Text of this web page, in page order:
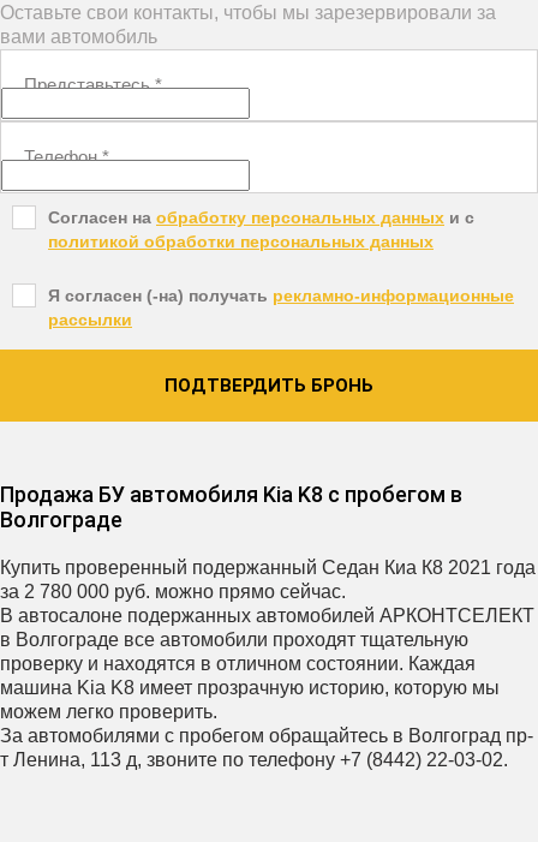
Оставьте свои контакты, чтобы мы зарезервировали за
вами автомобиль
Представьтесь*
Телефон*
Согласен на обработку персональных данных и c
политикой обработки персональных данных
Я согласен (-на) получать рекламно-информационные
рассылки
ПОДТВЕРДИТЬ БРОНЬ
Продажа БУ автомобиля Kia K8 с пробегом в
Волгограде
Купить проверенный подержанный Седан Киа К8 2021 года
за 2 780 000 руб. можно прямо сейчас.
В автосалоне подержанных автомобилей АРКОНТСЕЛЕКТ
в Волгограде все автомобили проходят тщательную
проверку и находятся в отличном состоянии. Каждая
машина Kia K8 имеет прозрачную историю, которую мы
можем легко проверить.
За автомобилями с пробегом обращайтесь в Волгоград пр-
т Ленина, 113 д, звоните по телефону +7 (8442) 22-03-02.